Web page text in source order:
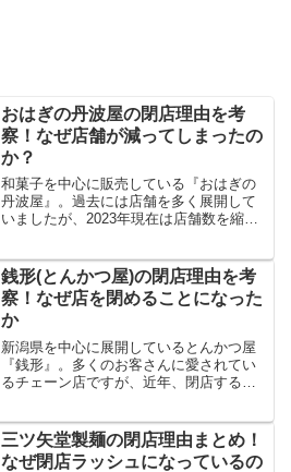
おはぎの丹波屋の閉店理由を考
察！なぜ店舗が減ってしまったの
か？
和菓子を中心に販売している『おはぎの
丹波屋』。過去には店舗を多く展開して
いましたが、2023年現在は店舗数を縮小
たの？」 「閉店した理由って何？」とい
った疑問を持つ人...
銭形(とんかつ屋)の閉店理由を考
察！なぜ店を閉めることになった
か
新潟県を中心に展開しているとんかつ屋
『銭形』。多くのお客さんに愛されてい
るチェーン店ですが、近年、閉店する店
ど、なんで？」 「何が原因で閉店してし
まったのか、理由が知り...
三ツ矢堂製麺の閉店理由まとめ！
なぜ閉店ラッシュになっているの